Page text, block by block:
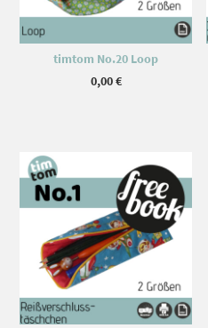
timtom No.20 Loop
0,00€